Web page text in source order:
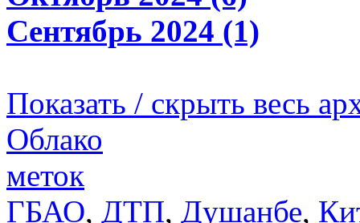
Сентябрь 2024 (1)
Показать / скрыть весь
Облако
меток
ГБАО, ДТП, Душанбе,